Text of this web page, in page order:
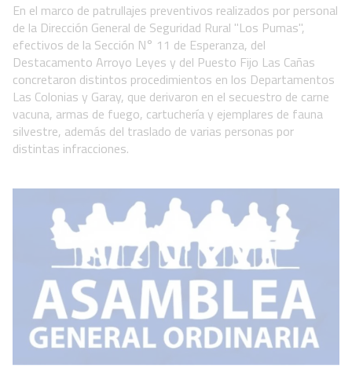
En el marco de patrullajes preventivos realizados por personal
de la Dirección General de Seguridad Rural "Los Pumas",
efectivos de la Sección N° 11 de Esperanza, del
Destacamento Arroyo Leyes y del Puesto Fijo Las Cañas
concretaron distintos procedimientos en los Departamentos
Las Colonias y Garay, que derivaron en el secuestro de carne
vacuna, armas de fuego, cartuchería y ejemplares de fauna
silvestre, además del traslado de varias personas por
distintas infracciones.